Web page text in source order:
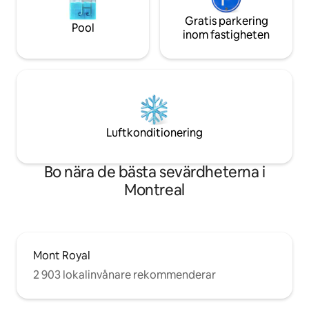
Pool
Gratis parkering
inom fastigheten
Luftkonditionering
Bo nära de bästa sevärdheterna i
Montreal
Mont Royal
2 903 lokalinvånare rekommenderar